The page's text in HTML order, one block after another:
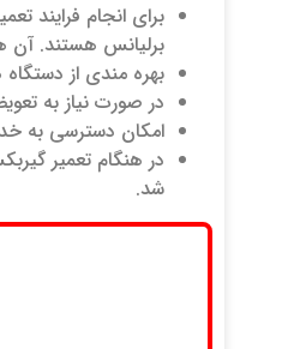
برای انجام فرایند
برلیانس هستند.
بهره مندی از
در صورت نیاز به
امکان دسترسی به
در هنگام تعمیر
شد.